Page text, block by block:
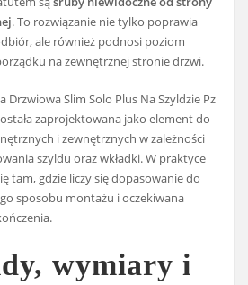
. To rozwiązanie nie tylko poprawia
ale również podnosi poziom
na zewnętrznej stronie drzwi.
Drzwiowa Slim Solo Plus Na Szyldzie Pz
zaprojektowana jako element do
i zewnętrznych w zależności
szyldu oraz wkładki. W praktyce
tam, gdzie liczy się dopasowanie do
sposobu montażu i oczekiwana
wymiary i